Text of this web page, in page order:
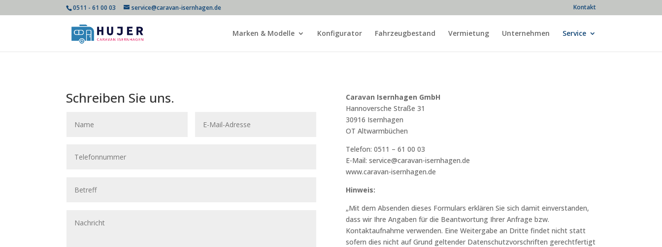
0511 - 61 00 03 service@caravan-isernhagen.de Kontakt
Marken & Modelle Konfigurator Fahrzeugbestand Vermietung Unternehmen Service
Schreiben Sie uns.
Caravan Isernhagen GmbH
Hannoversche Straße 31
30916 Isernhagen
OT Altwarmbüchen
Telefon: 0511 – 61 00 03
E-Mail: service@caravan-isernhagen.de
www.caravan-isernhagen.de
Hinweis:
„Mit dem Absenden dieses Formulars erklären Sie sich damit einverstanden,
dass wir Ihre Angaben für die Beantwortung Ihrer Anfrage bzw.
Kontaktaufnahme verwenden. Eine Weitergabe an Dritte findet nicht statt
sofern dies nicht auf Grund geltender Datenschutzvorschriften gerechtfertigt